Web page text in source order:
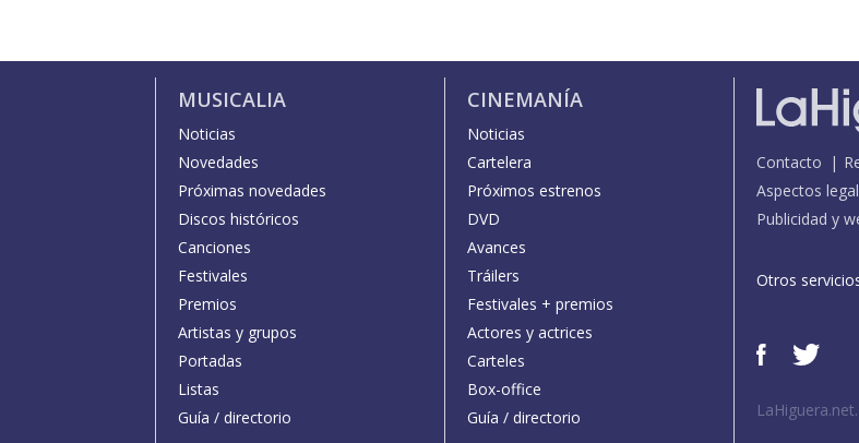
MUSICALIA
Noticias
Novedades
Próximas novedades
Discos históricos
Canciones
Festivales
Premios
Artistas y grupos
Portadas
Listas
Guía / directorio
CINEMANÍA
Noticias
Cartelera
Próximos estrenos
DVD
Avances
Tráilers
Festivales + premios
Actores y actrices
Carteles
Box-office
Guía / directorio
Contacto
Aspectos
Publicidad y
Otros